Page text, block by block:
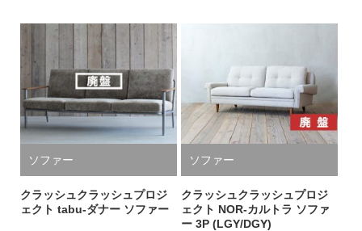
ソファー
クラッシュクラッシュプロジ
ェクト tabu-ダナー ソファー
ソファー
クラッシュクラッシュプロジ
ェクト NOR-カルトラ ソファ
ー 3P (LGY/DGY)